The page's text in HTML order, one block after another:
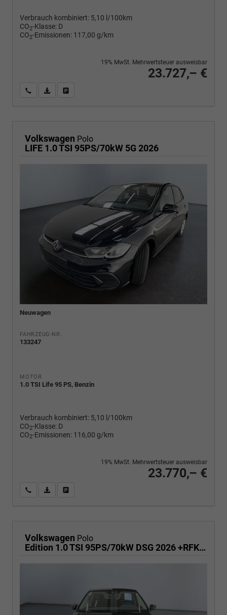
Verbrauch kombiniert: 5,10 l/100km
CO2-Klasse: D
CO2-Emissionen: 117,00 g/km
23.727,– €
19% MwSt. Mehrwertsteuer ausweisbar
Wir rufen Sie anPDF-Fahrzeugexposé drucken
Volkswagen Polo
LIFE 1.0 TSI 95PS/70kW 5G 2026
Neuwagen
FAHRZEUG-NR.
133247
MOTOR
1.0 TSI Life 95 PS, Benzin
Verbrauch kombiniert: 5,10 l/100km
CO2-Klasse: D
CO2-Emissionen: 116,00 g/km
23.770,– €
19% MwSt. Mehrwertsteuer ausweisbar
Wir rufen Sie anPDF-Fahrzeugexposé drucken
Volkswagen Polo
Edition 1.0 TSI 95PS/70kW DSG 2026 +RFK +Getönte Heckscheiben +TravelAssist +LED